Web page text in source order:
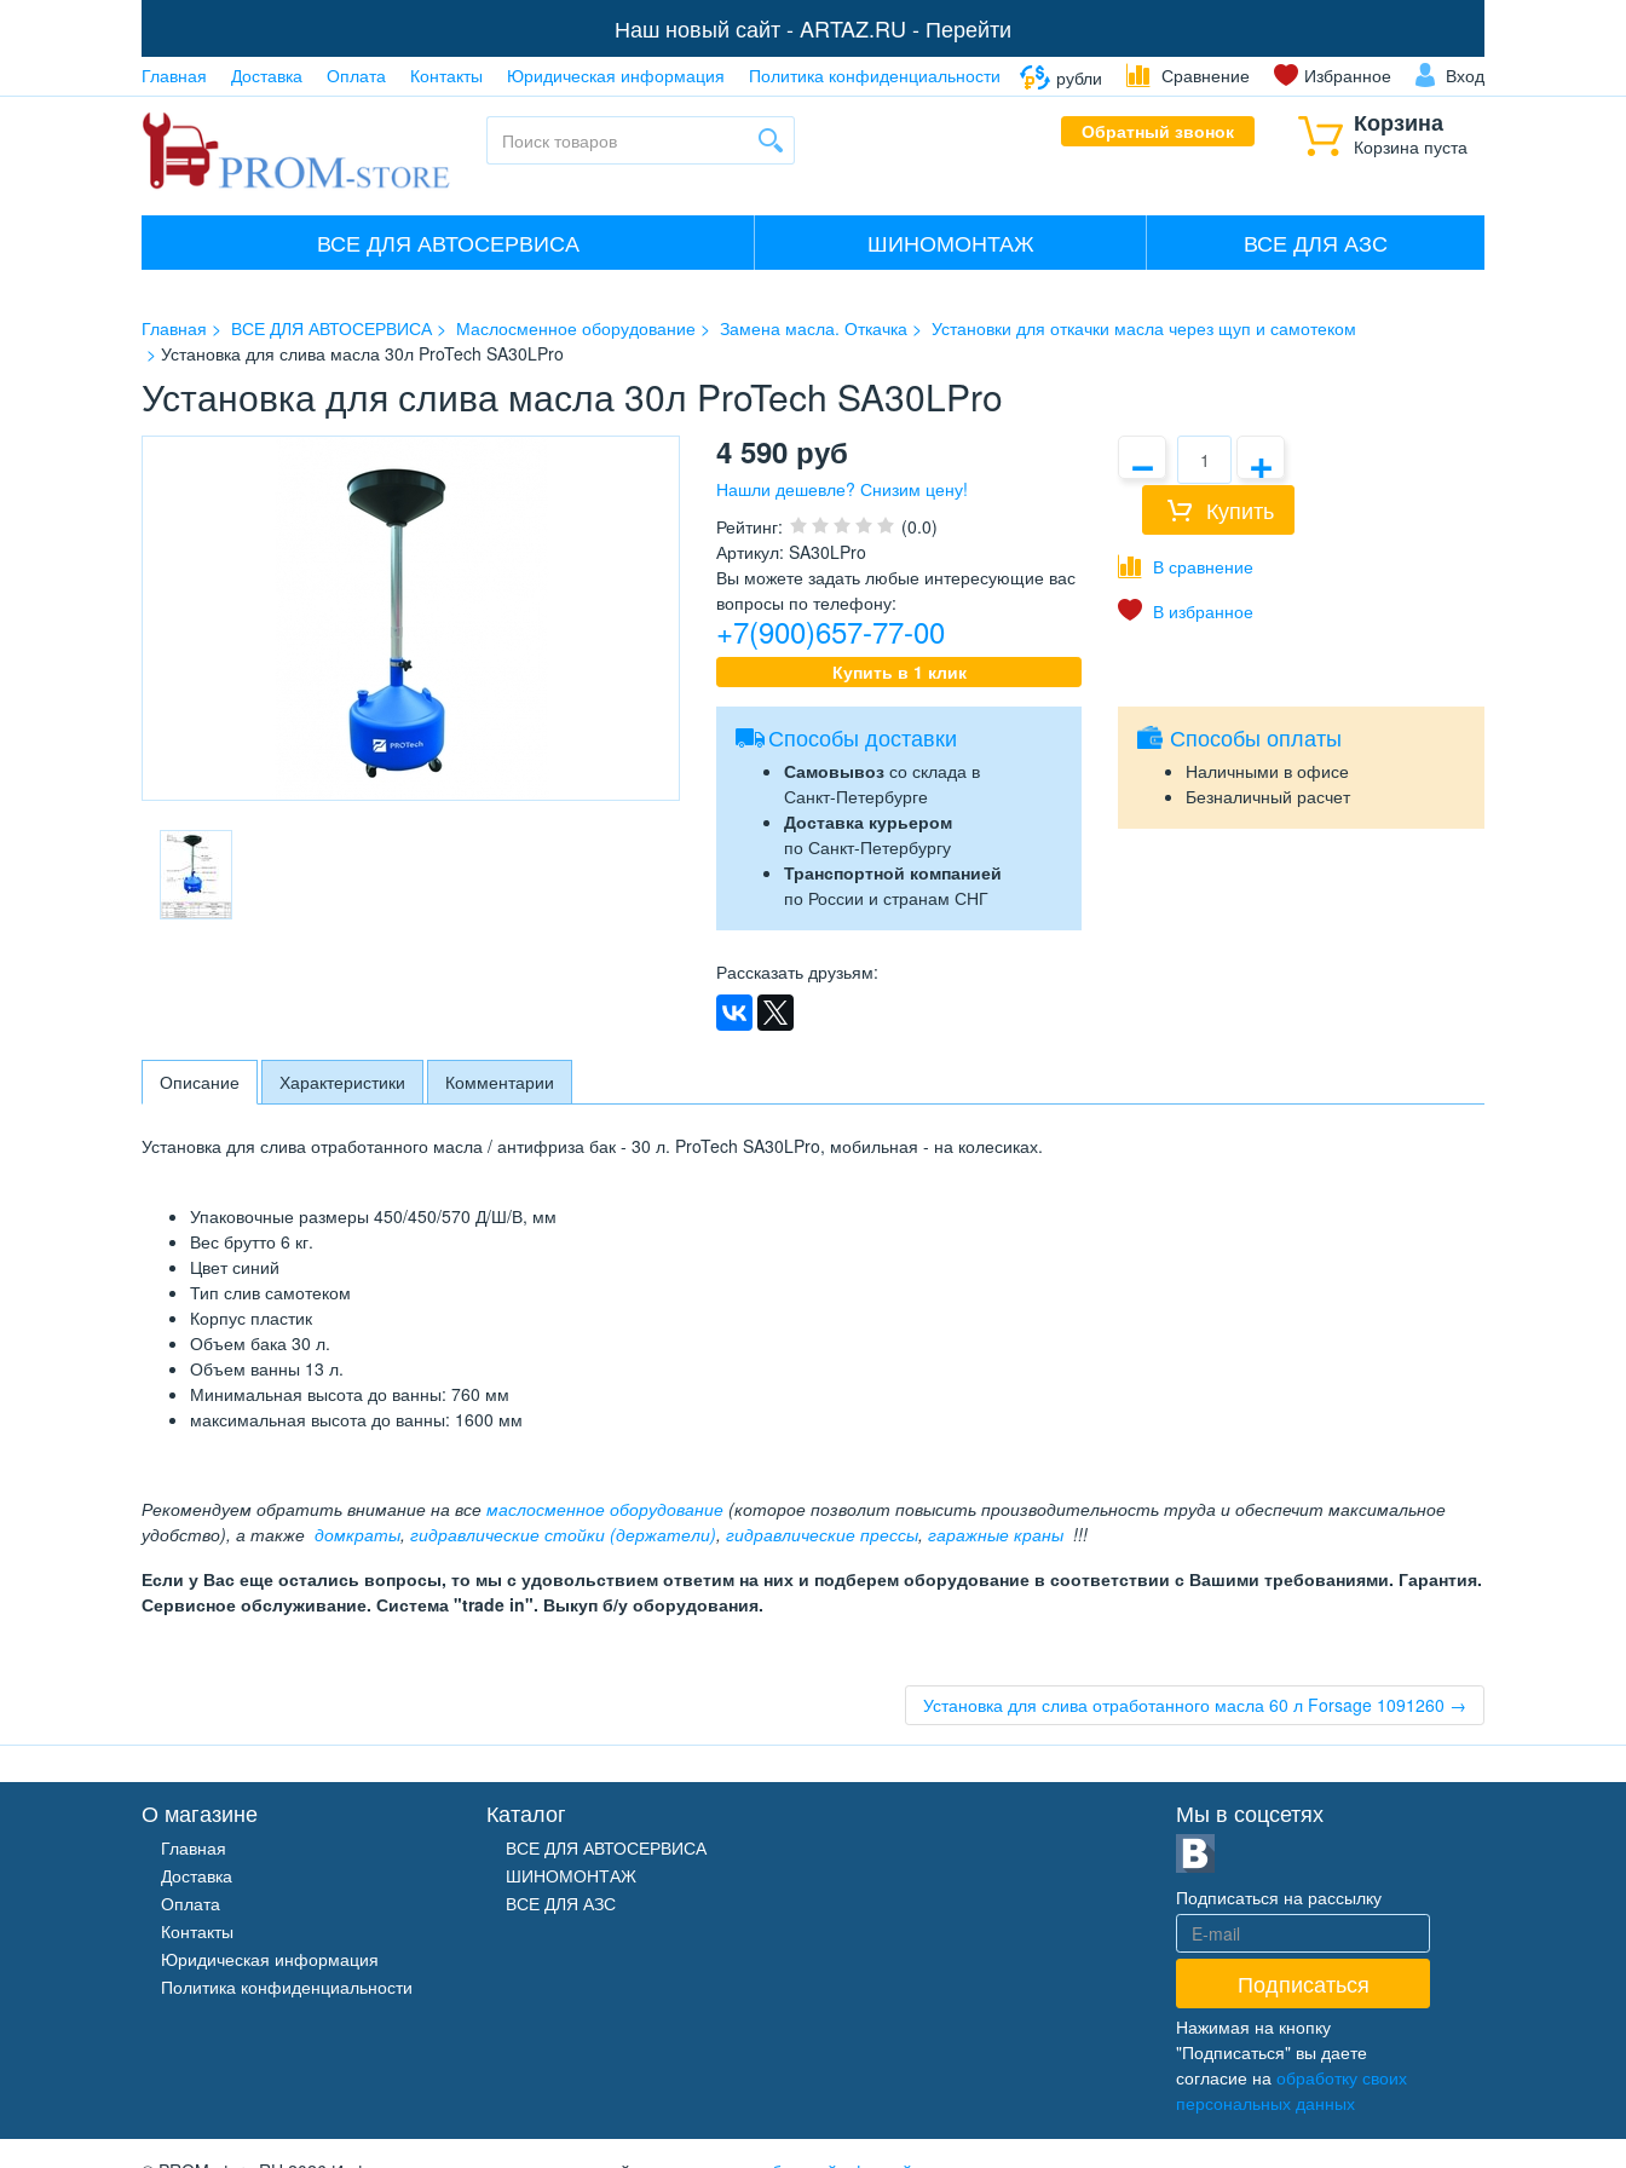
Наш новый сайт -ARTAZ.RU - Перейти
Главная Доставка Оплата Контакты Юридическая информация Политика конфиденциальности рубли Сравнение Избранное Вход
Корзина
Корзина пуста
Обратный звонок
ВСЕ ДЛЯ АВТОСЕРВИСА ШИНОМОНТАЖ ВСЕ ДЛЯ АЗС
Главная ВСЕ ДЛЯ АВТОСЕРВИСА Маслосменное оборудование Замена масла. Откачка
Установки для откачки масла через щуп и самотеком
Установка для слива масла 30л ProTech SA30LPro
Установка для слива масла 30л ProTech SA30LPro
4 590 руб
Нашли дешевле? Снизим цену!
Рейтинг:
(0.0)
Артикул: SA30LPro
Вы можете задать любые интересующие вас
вопросы по телефону:
+7(900)657-77-00
Купить в 1 клик
− +
Купить
Способы доставки
Самовывоз со склада в
Санкт-Петербурге
Доставка курьером
по Санкт-Петербургу
Транспортной компанией
по России и странам СНГ
Способы оплаты
Наличными в офисе
Безналичный расчет
Рассказать друзьям:
Описание Характеристики Комментарии
Установка для слива отработанного масла / антифриза бак - 30 л. ProTech SA30LPro, мобильная - на колесиках.
Упаковочные размеры 450/450/570 Д/Ш/В, мм
Вес брутто 6 кг.
Цвет синий
Тип слив самотеком
Корпус пластик
Объем бака 30 л.
Объем ванны 13 л.
Минимальная высота до ванны: 760 мм
максимальная высота до ванны: 1600 мм
Рекомендуем обратить внимание на все маслосменное оборудование (которое позволит повысить производительность труда и обеспечит максимальное
удобство), а также домкраты, гидравлические стойки (держатели), гидравлические прессы, гаражные краны !!!
Если у Вас еще остались вопросы, то мы с удовольствием ответим на них и подберем оборудование в соответствии с Вашими требованиями. Гарантия.
Сервисное обслуживание. Система "trade in". Выкуп б/у оборудования.
Установка для слива отработанного масла 60 л Forsage 1091260 →
О магазине
Главная
Доставка
Оплата
Контакты
Юридическая информация
Политика конфиденциальности
Каталог
ВСЕ ДЛЯ АВТОСЕРВИСА
ШИНОМОНТАЖ
ВСЕ ДЛЯ АЗС
Мы в соцсетях
Подписаться на рассылку
Нажимая на кнопку
"Подписаться" вы даете
согласие на обработку своих
персональных данных